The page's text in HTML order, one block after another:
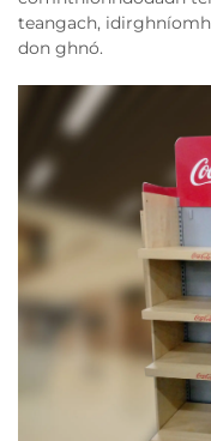
teangach,
don ghnó.